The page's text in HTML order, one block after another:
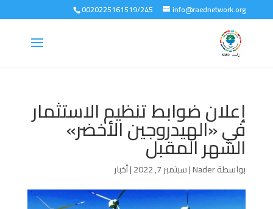
0020225161519/245 info@raednetwork.org
إعلان ضوابط تنظيم الاستثمار
في «الهيدروجين الأخضر»
الشهر المقبل
بواسطةNader
|سبتمبر 7, 2022 |أخبار